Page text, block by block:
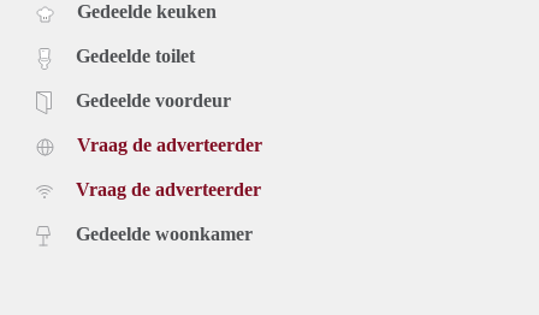
Gedeelde keuken
Gedeelde toilet
Gedeelde voordeur
Vraag de adverteerder
Vraag de adverteerder
Gedeelde woonkamer